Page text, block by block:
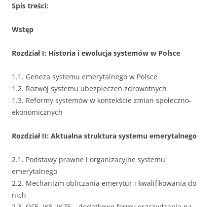
Spis treści:
Wstęp
Rozdział I: Historia i ewolucja systemów w Polsce
1.1. Geneza systemu emerytalnego w Polsce
1.2. Rozwój systemu ubezpieczeń zdrowotnych
1.3. Reformy systemów w kontekście zmian społeczno-
ekonomicznych
Rozdział II: Aktualna struktura systemu emerytalnego
2.1. Podstawy prawne i organizacyjne systemu
emerytalnego
2.2. Mechanizm obliczania emerytur i kwalifikowania do
nich